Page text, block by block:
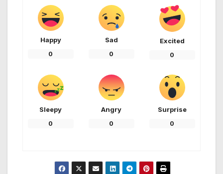
Happy
0
Sad
0
Excited
0
Sleepy
0
Angry
0
Surprise
0